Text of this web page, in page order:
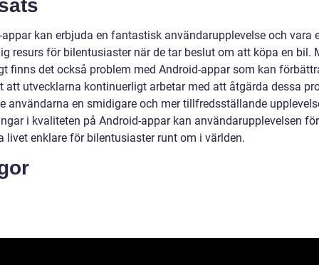
kan erbjuda en fantastisk användarupplevelse och vara
resurs för bilentusiaster när de tar beslut om att köpa en bil.
finns det också problem med Android-appar som kan
att utvecklarna kontinuerligt arbetar med att åtgärda dessa
användarna en smidigare och mer tillfredsställande
i kvaliteten på Android-appar kan användarupplevelsen
livet enklare för bilentusiaster runt om i världen.